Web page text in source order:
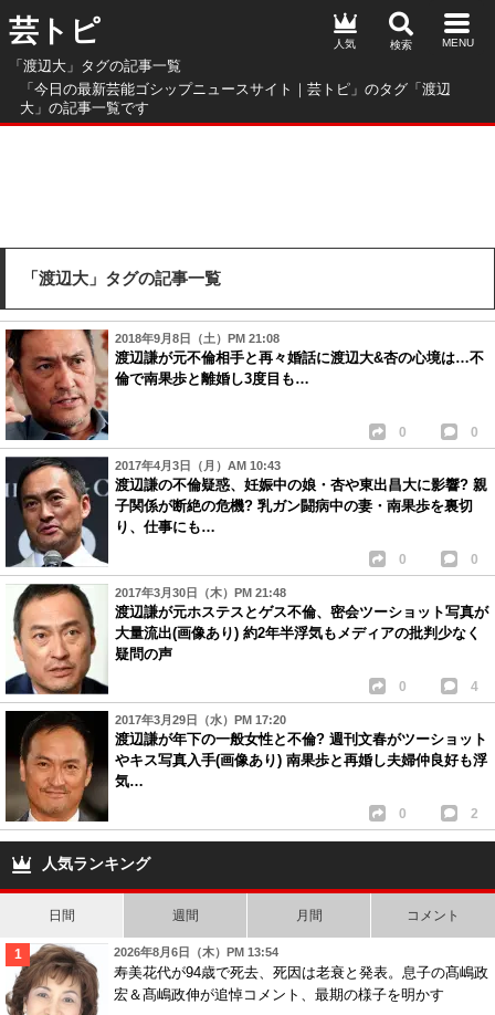
芸トピ
「渡辺大」タグの記事一覧
「今日の最新芸能ゴシップニュースサイト｜芸トピ」のタグ「渡辺
大」の記事一覧です
人気
「渡辺大」タグの記事一覧
2018年9月8日（土）PM 21:08
渡辺謙が元不倫相手と再々婚話に渡辺大&杏の心境は…不
倫で南果歩と離婚し3度目も…
0 0
2017年4月3日（月）AM 10:43
渡辺謙の不倫疑惑、妊娠中の娘・杏や東出昌大に影響? 親
子関係が断絶の危機? 乳ガン闘病中の妻・南果歩を裏切
り、仕事にも…
0 0
2017年3月30日（木）PM 21:48
渡辺謙が元ホステスとゲス不倫、密会ツーショット写真が
大量流出(画像あり) 約2年半浮気もメディアの批判少なく
疑問の声
0 4
2017年3月29日（水）PM 17:20
渡辺謙が年下の一般女性と不倫? 週刊文春がツーショット
やキス写真入手(画像あり) 南果歩と再婚し夫婦仲良好も浮
気…
0 2
人気ランキング
日間 週間 月間 コメント
2026年8月6日（木）PM 13:54
寿美花代が94歳で死去、死因は老衰と発表。息子の髙嶋政
宏＆髙嶋政伸が追悼コメント、最期の様子を明かす